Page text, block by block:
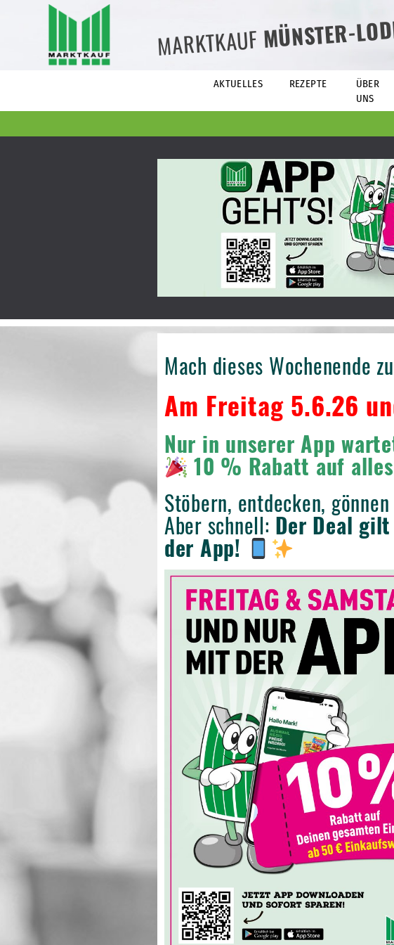
MARKTKAUFMÜNSTER-
AKTUELLES REZEPTE
ÜBER
UNS
Mach dieses Wochenende
Am Freitag 5.6.26
Nur in unserer App
10 % Rabatt auf alles
Stöbern, entdecken,
Aber schnell: Der Deal
der App!